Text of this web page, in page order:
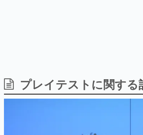
日本のコンテンツ産業やカルチ
画です。
日本のモバイルゲーム史におけ
ルを網羅するほか、開発者への
解説を掲載。約20年の歴史が一
プレイテストに関する